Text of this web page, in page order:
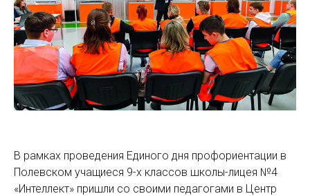
В рамках проведения Единого дня профориентации в
Полевском учащиеся 9-х классов школы-лицея №4
«Интеллект» пришли со своими педагогами в Центр